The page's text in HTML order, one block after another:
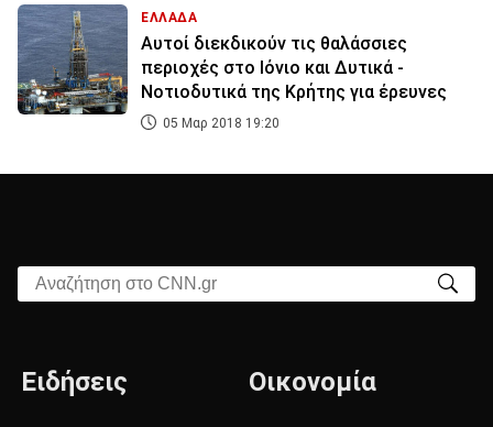
ΕΛΛΑΔΑ
Αυτοί διεκδικούν τις θαλάσσιες
περιοχές στο Ιόνιο και Δυτικά -
Νοτιοδυτικά της Κρήτης για έρευνες
05 Μαρ 2018 19:20
Αναζήτηση στο CNN.gr
Ειδήσεις Οικονομία